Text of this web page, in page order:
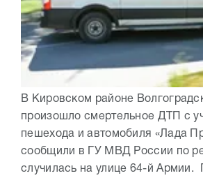
В Кировском районе
произошло смертельное ДТП с
пешехода и автомобиля «Лада
сообщили в ГУ МВД России по
случилась на улице 64-й Армии.